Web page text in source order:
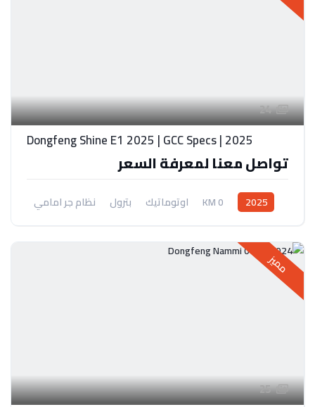
24
Dongfeng Shine E1 2025 | GCC Specs | 2025
تواصل معنا لمعرفة السعر
2025
0 KM اوتوماتيك بترول نظام جر امامي
مميز
25